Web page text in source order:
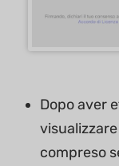
Dopo aver
compreso